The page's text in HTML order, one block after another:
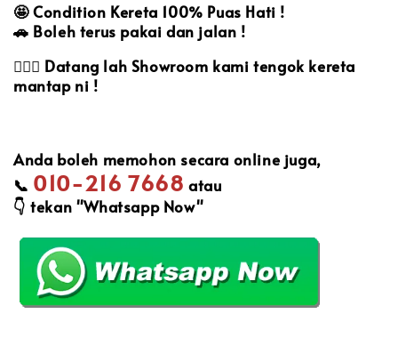
🤩Condition Kereta 100% Puas Hati !
🚗 Boleh terus pakai dan jalan !
🙋🏻‍♀️ Datang lah Showroom kami tengok kereta
mantap ni !
Anda boleh memohon secara online juga,
📞 010-216 7668 atau
👇 tekan "Whatsapp Now"